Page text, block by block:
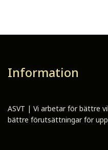
Information
ASVT | Vi arbetar för bättre
bättre förutsättningar för